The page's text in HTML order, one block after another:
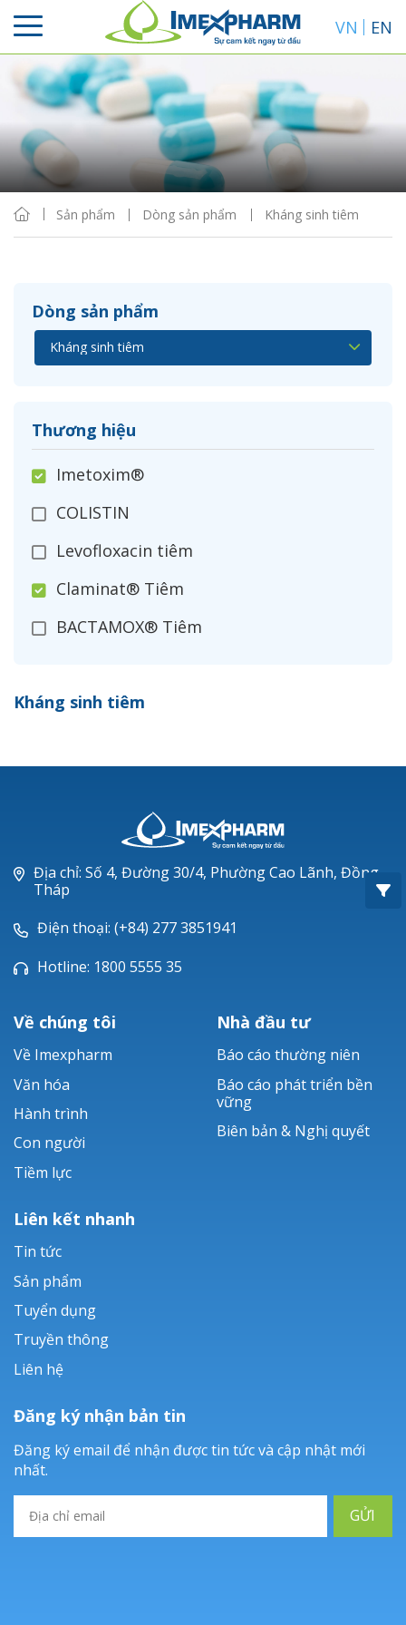
VN EN
Sản phẩm Dòng sản phẩm Kháng sinh tiêm
Dòng sản phẩm
Thương hiệu
Imetoxim®
COLISTIN
Levofloxacin tiêm
Claminat® Tiêm
BACTAMOX® Tiêm
Ceftizoxim®
Piperacillin
Ticarlinat®
Zobacta®
Bacsulfo®
Kháng sinh tiêm
Sắp xếp
Hiển thị
Địa chỉ: Số 4, Đường 30/4, Phường Cao Lãnh, Đồng
Tháp
Điện thoại: (+84) 277 3851941
Hotline: 1800 5555 35
Về chúng tôi
Về Imexpharm
Văn hóa
Hành trình
Con người
Tiềm lực
Nhà đầu tư
Báo cáo thường niên
Báo cáo phát triển bền
vững
Biên bản & Nghị quyết
Liên kết nhanh
Tin tức
Sản phẩm
Tuyển dụng
Truyền thông
Liên hệ
Đăng ký nhận bản tin
Đăng ký email để nhận được tin tức và cập nhật mới
nhất.
GỬI